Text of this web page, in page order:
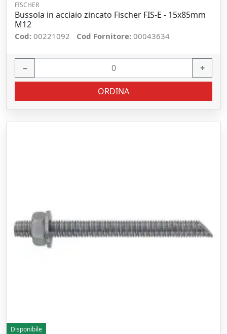
FISCHER
Bussola in acciaio zincato Fischer FIS-E - 15x85mm
M12
Cod: 00221092 Cod Fornitore: 00043634
− +
ORDINA
Disponibile